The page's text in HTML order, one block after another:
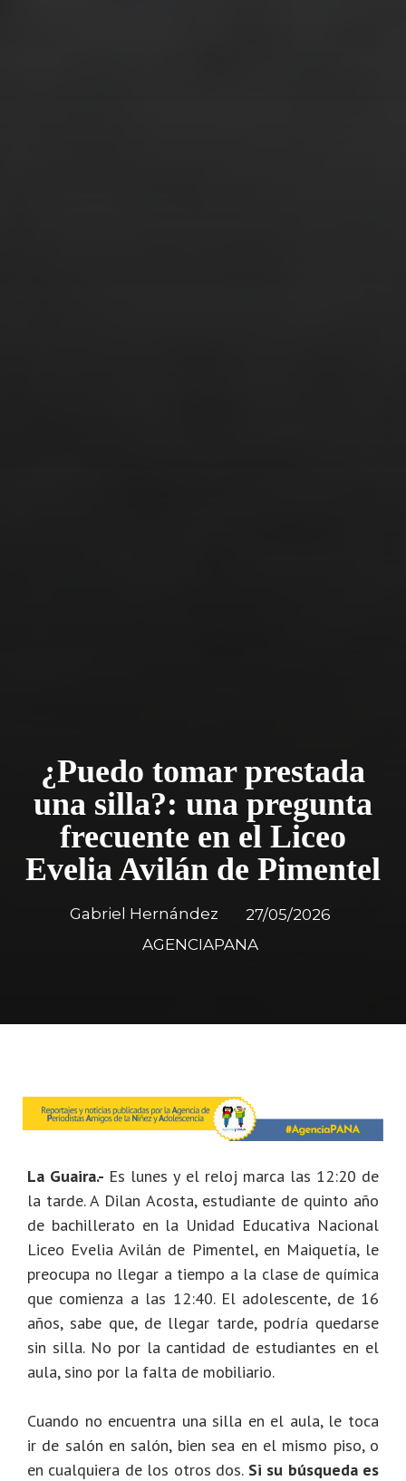
¿Puedo tomar prestada
una silla?: una pregunta
frecuente en el Liceo
Evelia Avilán de Pimentel
Gabriel Hernández
27/05/2026
AGENCIAPANA
La Guaira.- Es lunes y el reloj marca las 12:20 de
la tarde. A Dilan Acosta, estudiante de quinto año
de bachillerato en la Unidad Educativa Nacional
Liceo Evelia Avilán de Pimentel, en Maiquetía, le
preocupa no llegar a tiempo a la clase de química
que comienza a las 12:40. El adolescente, de 16
años, sabe que, de llegar tarde, podría quedarse
sin silla. No por la cantidad de estudiantes en el
aula, sino por la falta de mobiliario.
Cuando no encuentra una silla en el aula, le toca
ir de salón en salón, bien sea en el mismo piso, o
en cualquiera de los otros dos. Si su búsqueda es